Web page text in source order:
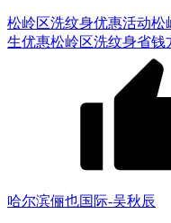
松岭区洗纹身优惠活动松
生优惠松岭区洗纹身省钱
哈尔滨俪也国际-吴秋辰